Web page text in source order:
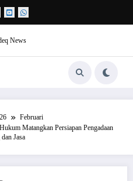
Februari
Matangkan Persiapan Pengadaan
Jasa